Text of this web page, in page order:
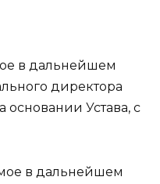
в дальнейшем
директора
основании Устава, с
в дальнейшем